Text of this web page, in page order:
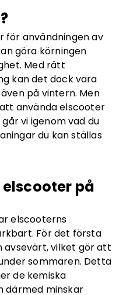
för användningen av
göra körningen
Med rätt
kan det dock vara
på vintern. Men
använda elscooter
vi igenom vad du
du kan ställas
på
elscooterns
För det första
vilket gör att
sommaren. Detta
de kemiska
därmed minskar